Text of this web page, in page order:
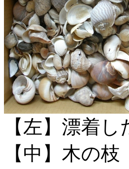
【左】漂着し
【中】木の枝